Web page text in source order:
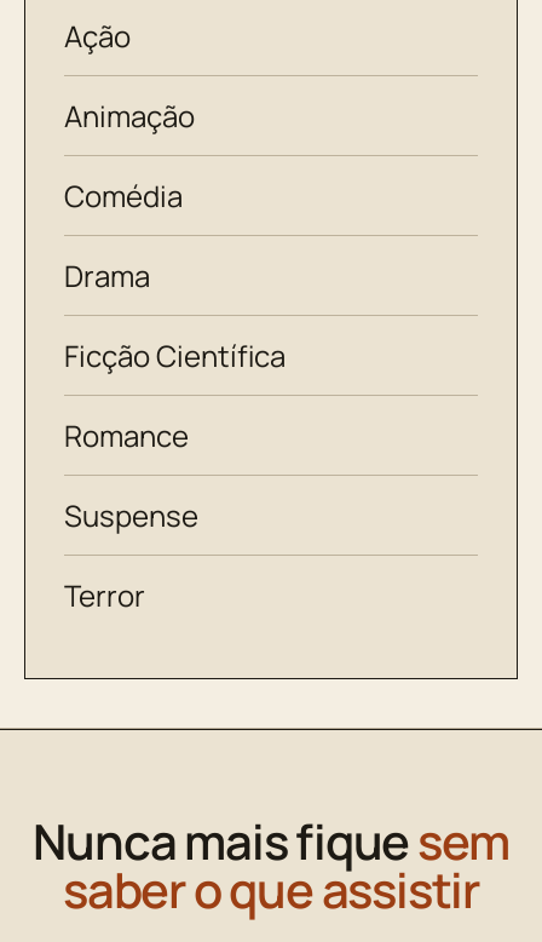
Ação
Animação
Comédia
Drama
Ficção Científica
Romance
Suspense
Terror
Nunca mais fiquesem
saber o que assistir